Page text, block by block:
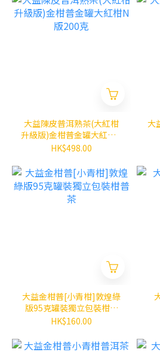
大益陳皮普洱熟茶(大紅柑
升級版)金柑普金罐大紅柑N
版200克
HK$498.00
大
大益金柑普[小青柑]敦煌綠
版95克罐裝獨立包裝柑普
茶
HK$160.00